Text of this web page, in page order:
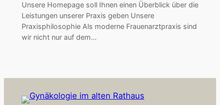
Unsere Homepage soll Ihnen einen Überblick über die
Leistungen unserer Praxis geben Unsere
Praxisphilosophie Als moderne Frauenarztpraxis sind
wir nicht nur auf dem…